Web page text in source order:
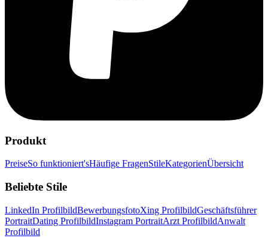
Produkt
PreiseSo funktioniert'sHäufige FragenStileKategorienÜbersicht
Beliebte Stile
LinkedIn ProfilbildBewerbungsfotoXing ProfilbildGeschäftsführer
PortraitDating ProfilbildInstagram PortraitArzt ProfilbildAnwalt
Profilbild